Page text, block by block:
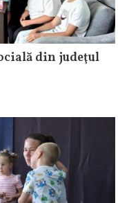
din judeţul